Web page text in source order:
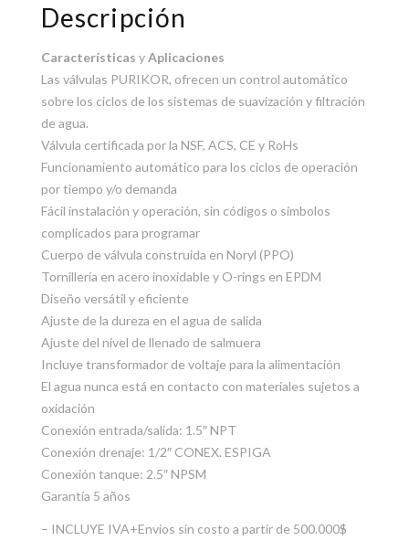
Descripción
Características yAplicaciones
Las válvulas PURIKOR, ofrecen un control automático
sobre los ciclos de los sistemas de suavización y filtración
de agua.
Válvula certificada por la NSF, ACS, CE y RoHs
Funcionamiento automático para los ciclos de operación
por tiempo y/o demanda
Fácil instalación y operación, sin códigos o símbolos
complicados para programar
Cuerpo de válvula construida en Noryl (PPO)
Tornillería en acero inoxidable y O-rings en EPDM
Diseño versátil y eficiente
Ajuste de la dureza en el agua de salida
Ajuste del nivel de llenado de salmuera
Incluye transformador de voltaje para la alimentación
El agua nunca está en contacto con materiales sujetos a
oxidación
Conexión entrada/salida: 1.5″ NPT
Conexión drenaje: 1/2″ CONEX. ESPIGA
Conexión tanque: 2.5″ NPSM
Garantía 5 años
– INCLUYE IVA+Envíos sin costo a partir de 500.000$